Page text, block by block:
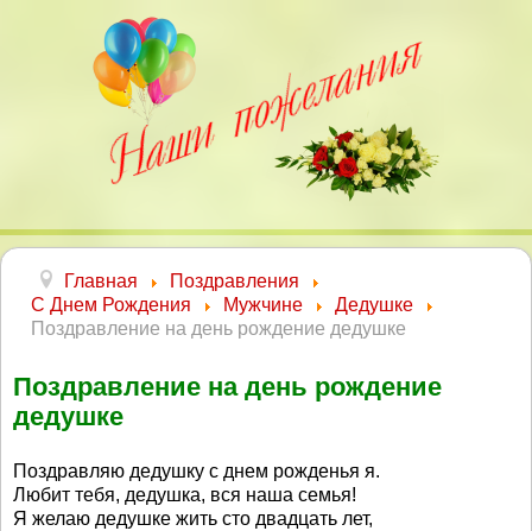
Главная
Поздравления
С Днем Рождения
Мужчине
Дедушке
Поздравление на день рождение дедушке
Поздравление на день рождение
дедушке
Поздравляю дедушку с днем рожденья я.
Любит тебя, дедушка, вся наша семья!
Я желаю дедушке жить сто двадцать лет,